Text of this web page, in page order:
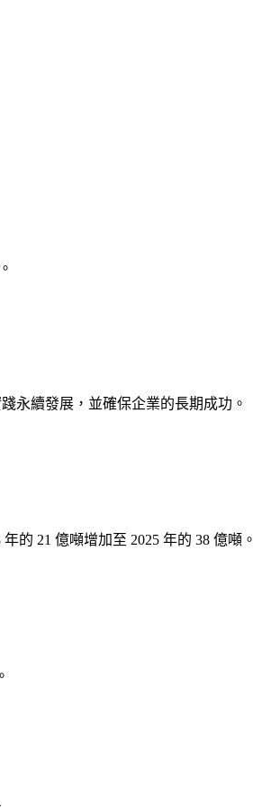
永續發展，並確保企業的長期成功。
的 21 億噸增加至 2025 年的 38 億噸。